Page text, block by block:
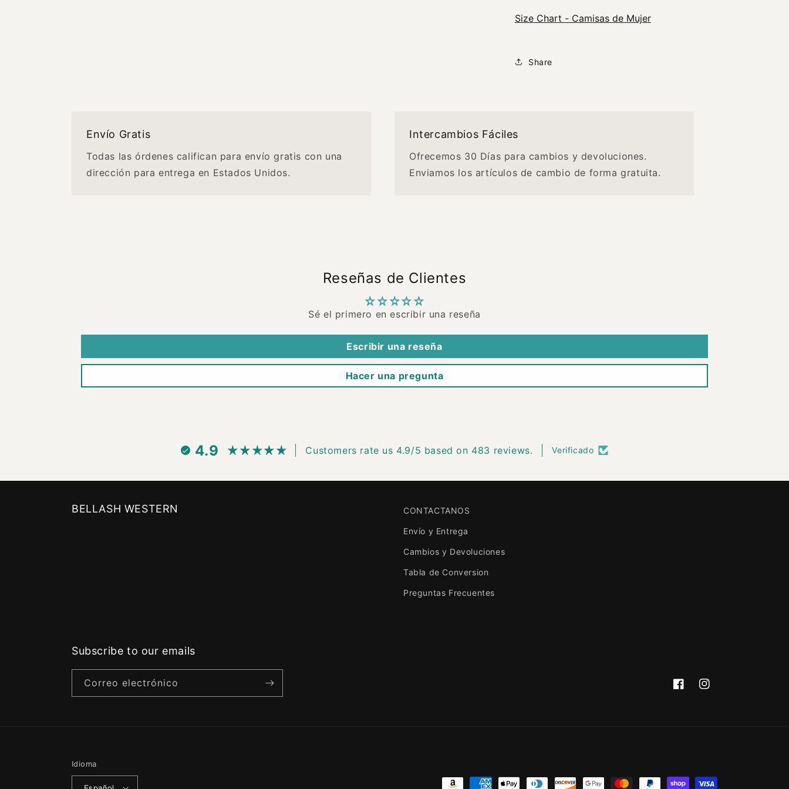
Size Chart - Camisas de Mujer
Share
Envío Gratis
Todas las órdenes califican para envío gratis con una
dirección para entrega en Estados Unidos.
Intercambios Fáciles
Ofrecemos 30 Días para cambios y devoluciones.
Enviamos los artículos de cambio de forma gratuita.
Reseñas de Clientes
Sé el primero en escribir una reseña
Escribir una reseña
Hacer una pregunta
4.9 Customers rate us 4.9/5 based on 483 reviews. Verificado
BELLASH WESTERN CONTACTANOS
Envío y Entrega
Cambios y Devoluciones
Tabla de Conversion
Preguntas Frecuentes
Subscribe to our emails
Correo electrónico
FacebookInstagram
Idioma
Formas